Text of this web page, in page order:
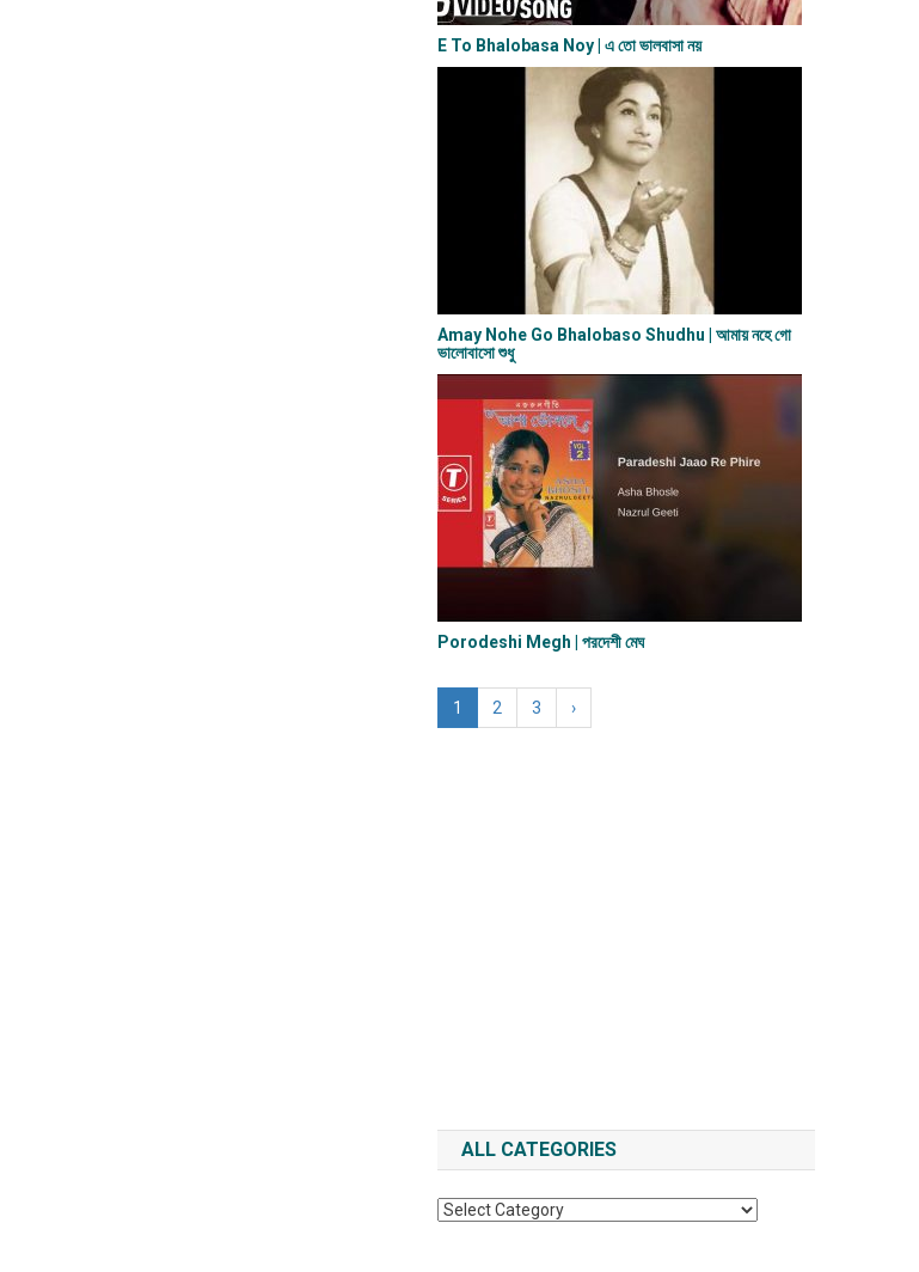
E To Bhalobasa Noy | এ তো ভালবাসা ন​য়
Amay Nohe Go Bhalobaso Shudhu | আমায় নহে গো
ভালোবাসো শুধু
Porodeshi Megh | পরদেশী মেঘ
1 2 3 ›
ALL CATEGORIES
All